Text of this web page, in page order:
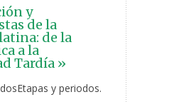
y
de la
de la
a la
Tardía »
y periodos.